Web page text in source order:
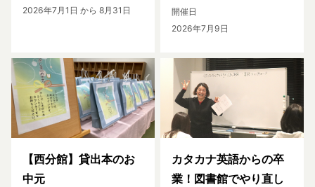
2026年7月1日 から 8月31日
開催日
2026年7月9日
【西分館】貸出本のお
中元
カタカナ英語からの卒
業！図書館でやり直し